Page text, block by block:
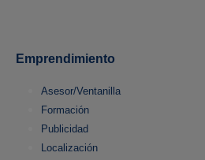
Emprendimiento
Asesor/Ventanilla
Formación
Publicidad
Localización